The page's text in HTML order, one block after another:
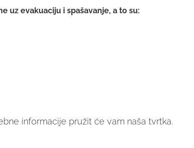
uz evakuaciju i spašavanje, a to su:
informacije pružit će vam naša tvrtka.